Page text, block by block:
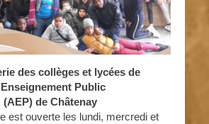
des collèges et lycées de
Public
(AEP) de Châtenay
est ouverte les lundi, mercredi et